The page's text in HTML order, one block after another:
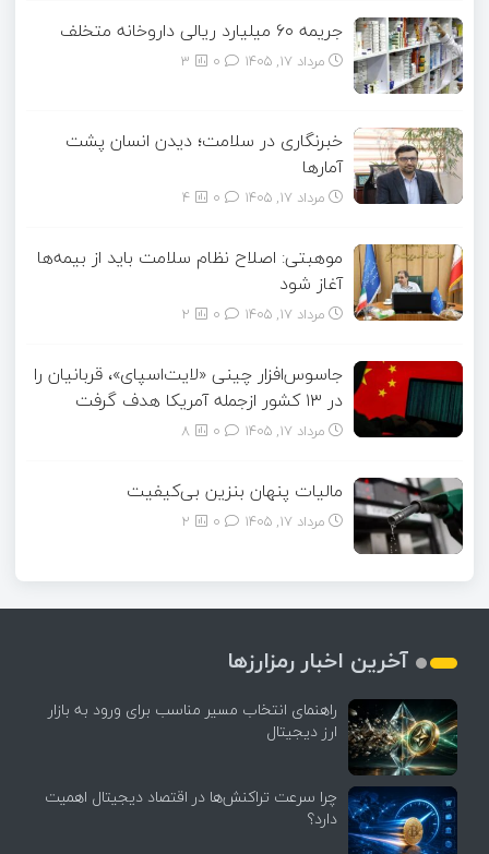
جریمه ۶۰ میلیارد ریالی داروخانه متخلف
مرداد ۱۷, ۱۴۰۵ 3
خبرنگاری در سلامت؛ دیدن انسان پشت
آمارها
مرداد ۱۷, ۱۴۰۵ 4
موهبتی: اصلاح نظام سلامت باید از بیمه‌ها
آغاز شود
مرداد ۱۷, ۱۴۰۵ 2
جاسوس‌افزار چینی «لایت‌اسپای»، قربانیان را
در ۱۳ کشور ازجمله آمریکا هدف گرفت
مرداد ۱۷, ۱۴۰۵ 8
مالیات پنهان بنزین بی‌کیفیت
مرداد ۱۷, ۱۴۰۵ 2
آخرین اخبار رمزارزها
راهنمای انتخاب مسیر مناسب برای ورود به بازار
ارز دیجیتال
چرا سرعت تراکنش‌ها در اقتصاد دیجیتال اهمیت
دارد؟